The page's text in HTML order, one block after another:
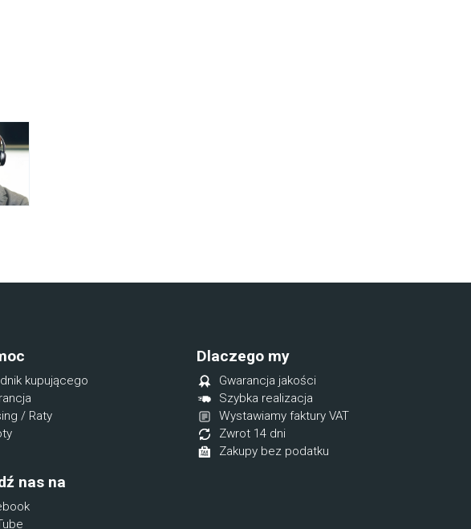
kupującego
/ Raty
Dlaczego my
Gwarancja jakości
Szybka realizacja
Wystawiamy faktury VAT
Zwrot 14 dni
Zakupy bez podatku
nas na